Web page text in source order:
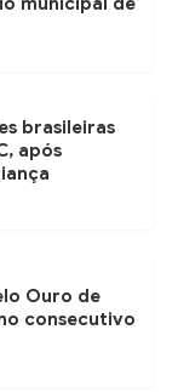
brasileiras
após
Ouro de
consecutivo